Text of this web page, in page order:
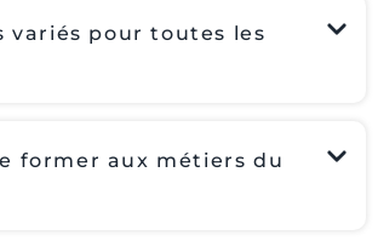
variés pour toutes les
former aux métiers du